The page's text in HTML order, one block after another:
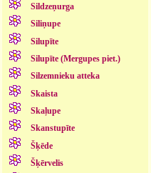
Sildzeņurga
Siliņupe
Silupīte
Silupīte (Mergupes piet.)
Silzemnieku atteka
Skaista
Skaļupe
Skanstupīte
Šķēde
Šķērvelis